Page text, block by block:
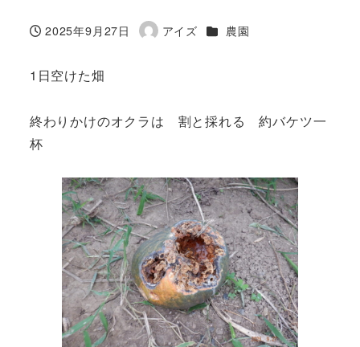
投稿日
2025年9月27日
著
アイズ カテゴリー
農園
1日空けた畑
終わりかけのオクラは 割と採れる 約バケツ一
杯